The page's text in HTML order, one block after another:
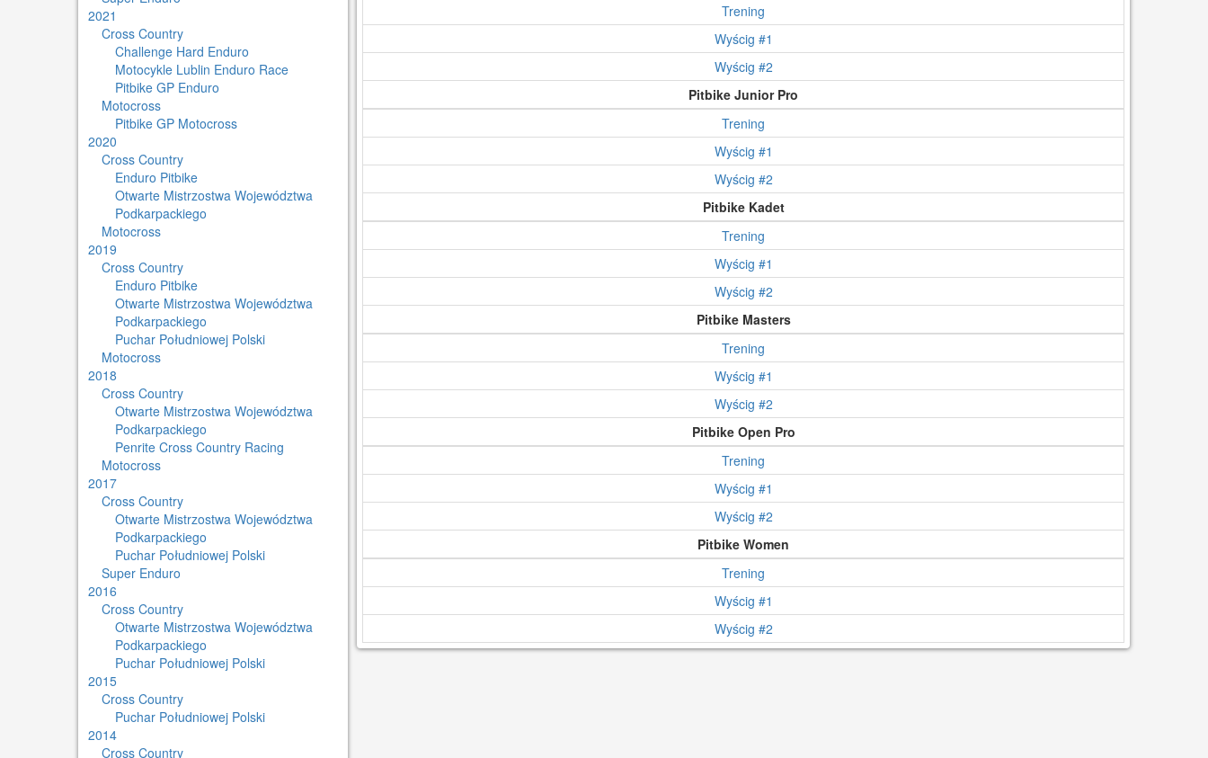
2021
Cross Country
Challenge Hard Enduro
Motocykle Lublin Enduro Race
Pitbike GP Enduro
Motocross
Pitbike GP Motocross
2020
Cross Country
Enduro Pitbike
Otwarte Mistrzostwa Województwa
Podkarpackiego
Motocross
2019
Cross Country
Enduro Pitbike
Otwarte Mistrzostwa Województwa
Podkarpackiego
Puchar Południowej Polski
Motocross
2018
Cross Country
Otwarte Mistrzostwa Województwa
Podkarpackiego
Penrite Cross Country Racing
Motocross
2017
Cross Country
Otwarte Mistrzostwa Województwa
Podkarpackiego
Puchar Południowej Polski
Super Enduro
2016
Cross Country
Otwarte Mistrzostwa Województwa
Podkarpackiego
Puchar Południowej Polski
2015
Cross Country
Puchar Południowej Polski
2014
Cross Country
Trening
Wyścig #1
Wyścig #2
Pitbike Junior Pro
Trening
Wyścig #1
Wyścig #2
Pitbike Kadet
Trening
Wyścig #1
Wyścig #2
Pitbike Masters
Trening
Wyścig #1
Wyścig #2
Pitbike Open Pro
Trening
Wyścig #1
Wyścig #2
Pitbike Women
Trening
Wyścig #1
Wyścig #2